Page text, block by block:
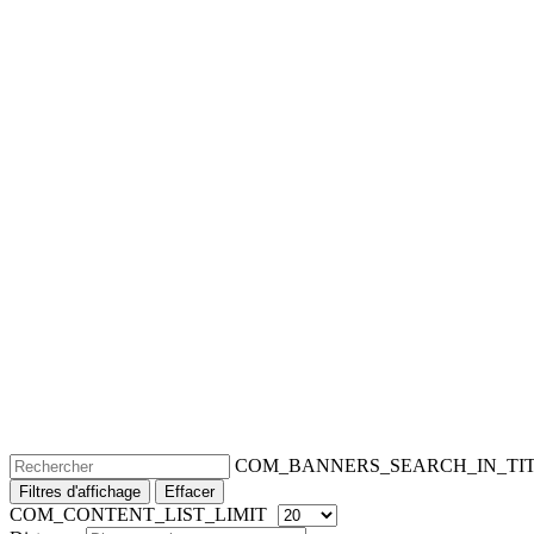
Filtres d'affichage Effacer
COM_CONTENT_LIST_LIMIT